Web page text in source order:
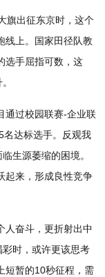
旗出征东京时，这个
上。国家田径队教
选手屈指可数，这
通过校园联赛-企业联
名达标选手。反观我
生源萎缩的困境。
起来，形成良性竞争
人奋斗，更折射出中
时，或许更该思考
短暂的10秒征程，需